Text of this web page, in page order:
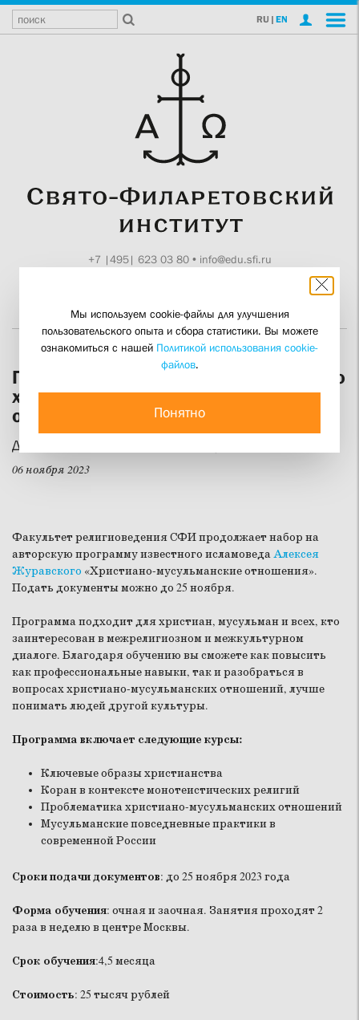
RU | EN
+7 |495| 623 03 80• info@edu.sfi.ru
Продолжается набор на программу по
христиано-мусульманским
отношениям
До 25 ноября можно подать документы
06 ноября 2023
Факультет религиоведения СФИ продолжает набор на
авторскую программу известного исламоведаАлексея
Журавского «Христиано-мусульманские отношения».
Подать документы можно до 25 ноября.
Программа подходит для христиан, мусульман и всех, кто
заинтересован в межрелигиозном и межкультурном
диалоге. Благодаря обучению вы сможете как повысить
как профессиональные навыки, так и разобраться в
вопросах христиано-мусульманских отношений, лучше
понимать людей другой культуры.
Программа включает следующие курсы:
Ключевые образы христианства
Коран в контексте монотеистических религий
Проблематика христиано-мусульманских отношений
Мусульманские повседневные практики в
современной России
Сроки подачи документов: до 25 ноября 2023 года
Форма обучения: очная и заочная. Занятия проходят 2
раза в неделю в центре Москвы.
Срок обучения:4,5 месяца
Стоимость: 25 тысяч рублей
Мы используем cookie-файлы для улучшения
пользовательского опыта и сбора статистики. Вы можете
ознакомиться с нашей Политикой использования cookie-
файлов.
Понятно